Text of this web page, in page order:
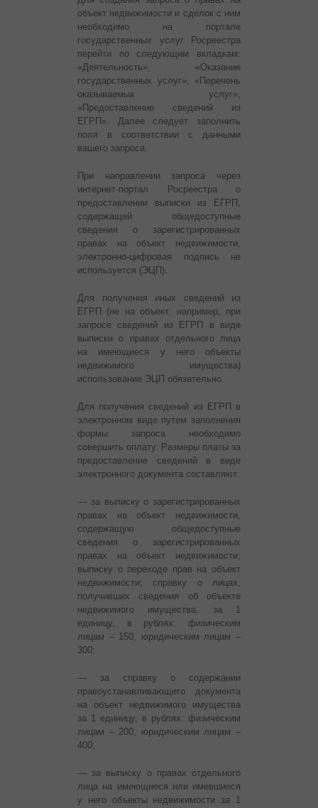
объект недвижимости и сделок с ним
необходимо на портале
государственных услуг Росреестра
перейти по следующим вкладкам:
«Деятельность», «Оказание
государственных услуг», «Перечень
оказываемых услуг»,
«Предоставление сведений из
ЕГРП». Далее следует заполнить
поля в соответствии с данными
вашего запроса.
При направлении запроса через
интернет-портал Росреестра о
предоставлении выписки из ЕГРП,
содержащей общедоступные
сведения о зарегистрированных
правах на объект недвижимости,
электронно-цифровая подпись не
используется (ЭЦП).
Для получения иных сведений из
ЕГРП (не на объект, например, при
запросе сведений из ЕГРП в виде
выписки о правах отдельного лица
на имеющиеся у него объекты
недвижимого имущества)
использование ЭЦП обязательно.
Для получения сведений из ЕГРП в
электронном виде путем заполнения
формы запроса необходимо
совершить оплату. Размеры платы за
предоставление сведений в виде
электронного документа составляют:
— за выписку о зарегистрированных
правах на объект недвижимости,
содержащую общедоступные
сведения о зарегистрированных
правах на объект недвижимости;
выписку о переходе прав на объект
недвижимости; справку о лицах,
получивших сведения об объекте
недвижимого имущества, за 1
единицу, в рублях: физическим
лицам – 150, юридическим лицам –
300;
— за справку о содержании
правоустанавливающего документа
на объект недвижимого имущества
за 1 единицу, в рублях: физическим
лицам – 200, юридическим лицам –
400;
— за выписку о правах отдельного
лица на имеющиеся или имевшиеся
у него объекты недвижимости за 1